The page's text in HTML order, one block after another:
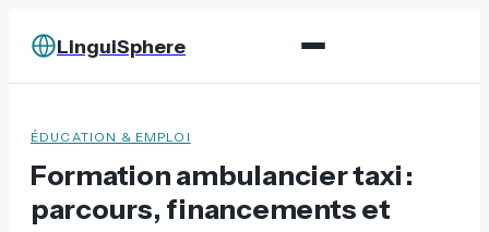
LinguiSphere
ÉDUCATION & EMPLOI
Formation ambulancier taxi :
parcours, financements et